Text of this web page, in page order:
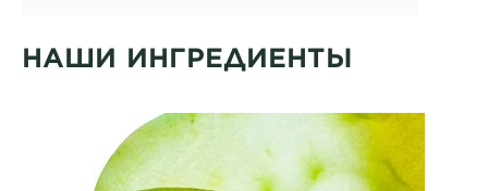
НАШИ ИНГРЕДИЕНТЫ